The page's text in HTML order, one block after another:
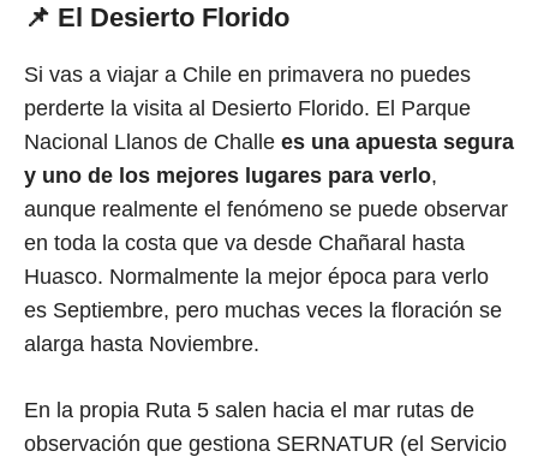
📌 El Desierto Florido
Si vas a viajar a Chile en primavera no puedes
perderte la visita al Desierto Florido. El Parque
Nacional Llanos de Challe es una apuesta segura
y uno de los mejores lugares para verlo,
aunque realmente el fenómeno se puede observar
en toda la costa que va desde Chañaral hasta
Huasco. Normalmente la mejor época para verlo
es Septiembre, pero muchas veces la floración se
alarga hasta Noviembre.
En la propia Ruta 5 salen hacia el mar rutas de
observación que gestiona SERNATUR (el Servicio